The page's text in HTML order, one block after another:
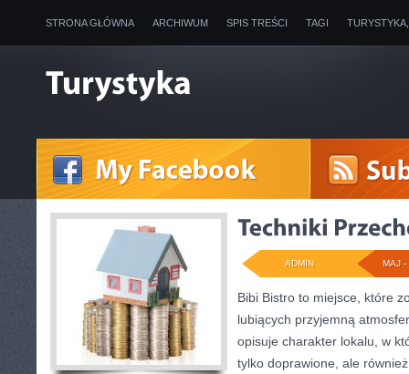
STRONA GŁÓWNA ARCHIWUM SPIS TREŚCI TAGI
MAJ -
ADMIN
Bibi Bistro to miejsce, które
lubiących przyjemną
opisuje charakter lokalu, w
tylko doprawione, ale